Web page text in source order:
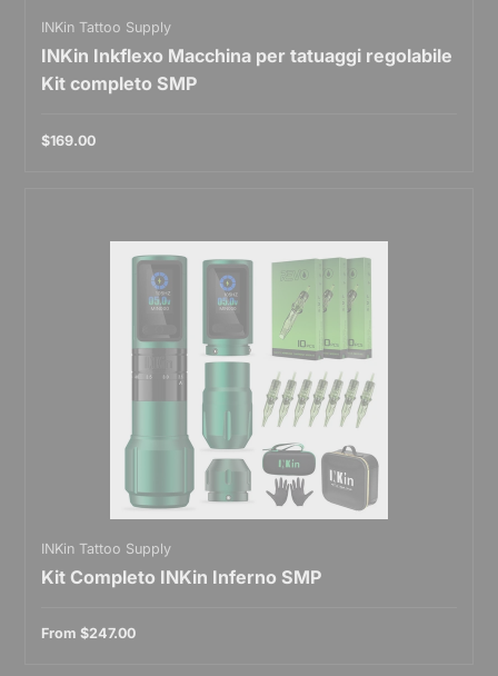
INKin Tattoo Supply
INKin Inkflexo Macchina per tatuaggi regolabile
Kit completo SMP
$169.00
INKin Tattoo Supply
Kit Completo INKin Inferno SMP
From $247.00